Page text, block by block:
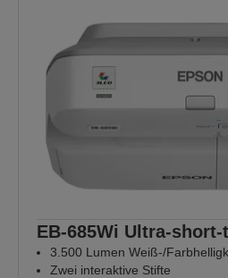
EB-685Wi Ultra-
3.500 Lumen Weiß-/
Zwei interaktive Stifte